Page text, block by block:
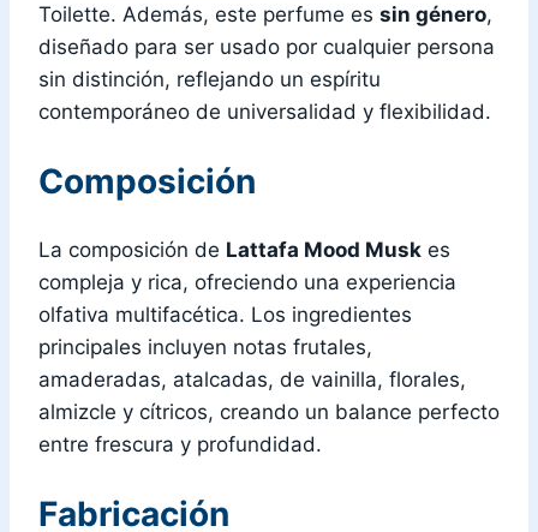
Toilette. Además, este perfume es sin género,
diseñado para ser usado por cualquier persona
sin distinción, reflejando un espíritu
contemporáneo de universalidad y flexibilidad.
Composición
La composición de Lattafa Mood Musk es
compleja y rica, ofreciendo una experiencia
olfativa multifacética. Los ingredientes
principales incluyen notas frutales,
amaderadas, atalcadas, de vainilla, florales,
almizcle y cítricos, creando un balance perfecto
entre frescura y profundidad.
Fabricación